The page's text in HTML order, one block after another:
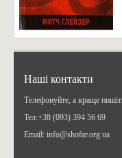
Наші контакти
Телефонуйте, а краще
Teл:+38 (093) 394 56 69
Email: info@shofar.org.ua